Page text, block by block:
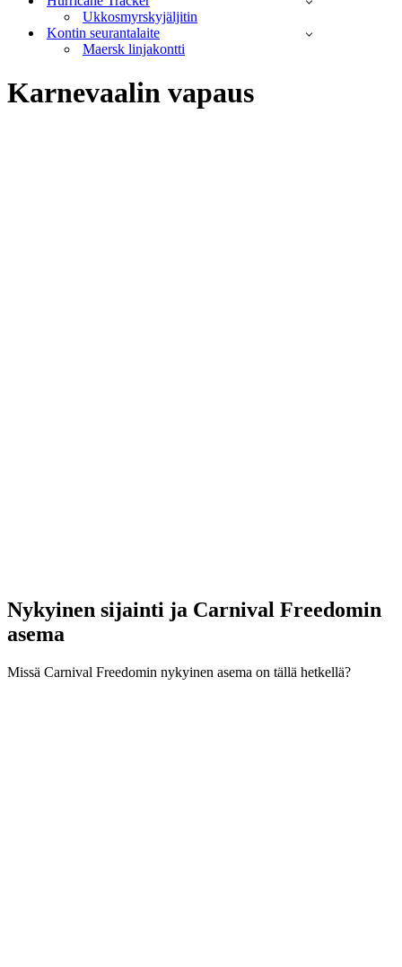
Ukkosmyrskyjäljitin
Kontin seurantalaite
Maersk linjakontti
Karnevaalin vapaus
Nykyinen sijainti ja Carnival Freedomin
asema
Missä Carnival Freedomin nykyinen asema on tällä hetkellä?